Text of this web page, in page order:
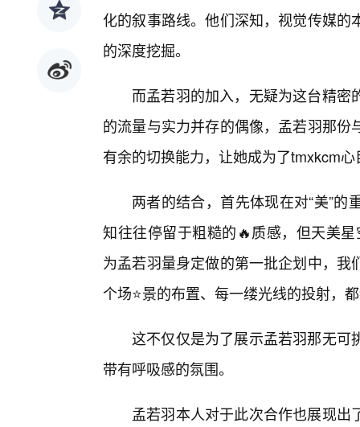
化的叙事路线。他们深知，视觉传媒
的深度挖掘。
而孟若羽的加入，无疑为这台精
的流量与实力并存的偶像，孟若羽那
有余的切换能力，让她成为了tmxkcm心
两者的结合，首先体现在对“美”
知往往停留于粗糙的🔥质感，但天美
为孟若羽量身定做的第一批企划中，
个场⭐景的布置、每一缕光线的投射，
这不仅仅是为了展示孟若羽那无可
带有呼吸感的氛围。
孟若羽本人对于此次合作也展现